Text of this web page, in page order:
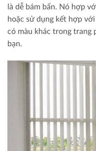
là dễ bám bẩn. Nó hợp
hoặc sử dụng kết hợp
có màu khác trong trang
bạn.